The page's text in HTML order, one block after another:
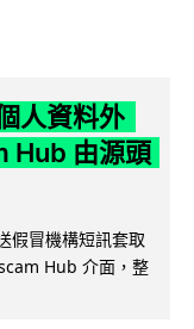
人資料外
由源頭
假冒機構短訊套取
Hub 介面，整